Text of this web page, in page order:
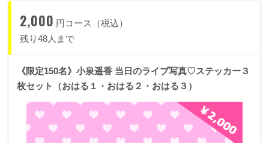
2,000 円コース（税込）
残り48人まで
《限定150名》小泉遥香 当日のライブ写真♡ステッカー３
枚セット（おはる１・おはる２・おはる３）